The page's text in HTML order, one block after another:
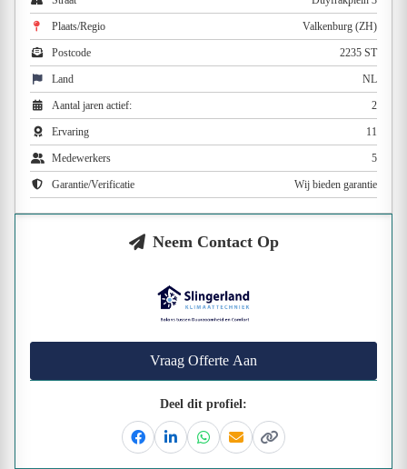
Plaats/Regio Valkenburg (ZH)
Postcode 2235 ST
Land NL
Aantal jaren actief: 2
Ervaring 11
Medewerkers 5
Garantie/Verificatie Wij bieden garantie
Neem Contact Op
Vraag Offerte Aan
Deel dit profiel:
FacebookLinkedinWhatsapp
EmailKopieer link